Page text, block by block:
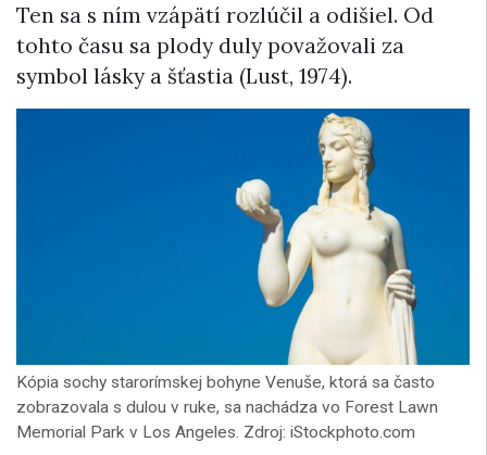
Ten sa s ním vzápätí rozlúčil a odišiel. Od
tohto času sa plody duly považovali za
symbol lásky a šťastia (Lust, 1974).
Kópia sochy starorímskej bohyne Venuše, ktorá sa často
zobrazovala s dulou v ruke, sa nachádza vo Forest Lawn
Memorial Park v Los Angeles. Zdroj: iStockphoto.com